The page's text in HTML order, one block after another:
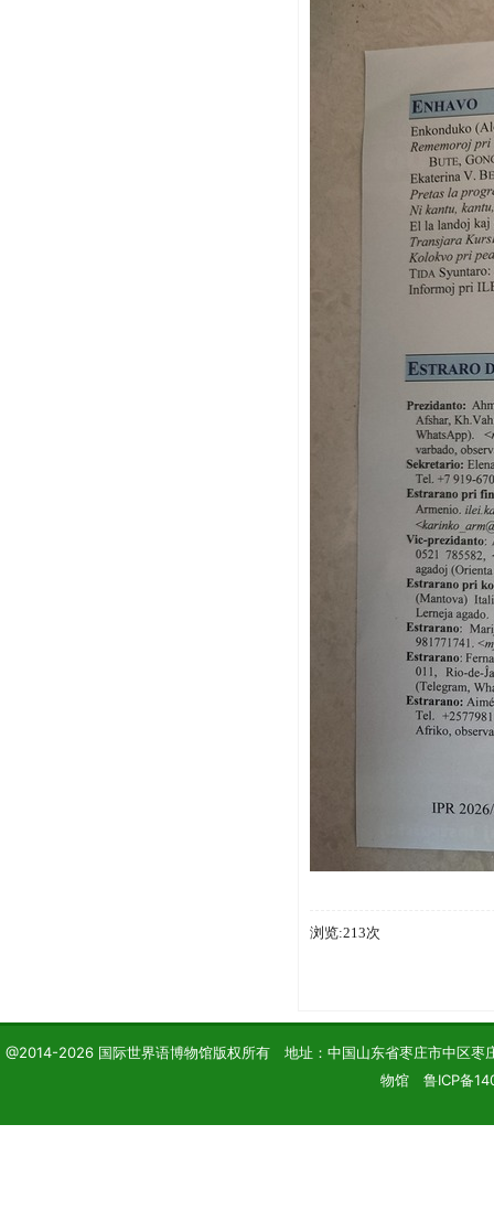
浏览:213次
@2014-2026 国际世界语博物馆版权所有 地址：中国山东省枣庄市中区
物馆 鲁ICP备